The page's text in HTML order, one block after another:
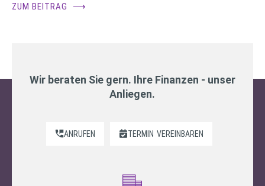
ZUM BEITRAG ⟶
Wir beraten Sie gern. Ihre Finanzen - unser
Anliegen.
ANRUFEN TERMIN VEREINBAREN